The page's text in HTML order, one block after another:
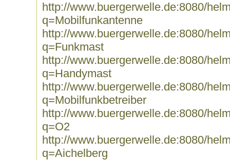
http://www.buergerwelle.de:8080/
q=Mobilfunkantenne
http://www.buergerwelle.de:8080/
q=Funkmast
http://www.buergerwelle.de:8080/
q=Handymast
http://www.buergerwelle.de:8080/
q=Mobilfunkbetreiber
http://www.buergerwelle.de:8080/
q=O2
http://www.buergerwelle.de:8080/
q=Aichelberg